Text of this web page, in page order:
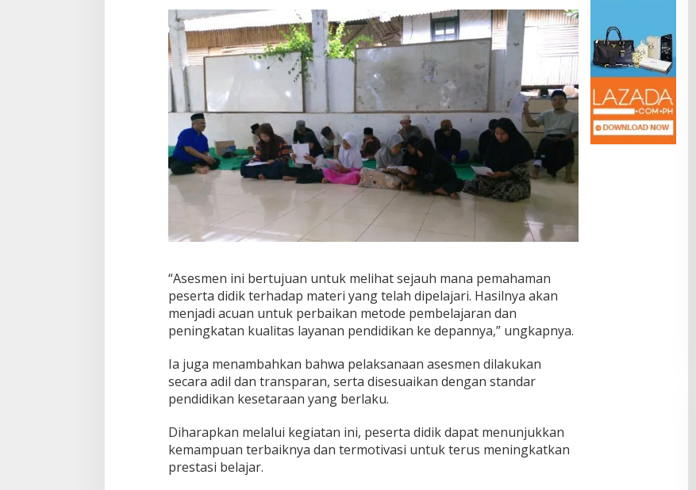
“Asesmen ini bertujuan untuk melihat sejauh mana pemahaman
peserta didik terhadap materi yang telah dipelajari. Hasilnya akan
menjadi acuan untuk perbaikan metode pembelajaran dan
peningkatan kualitas layanan pendidikan ke depannya,” ungkapnya.
Ia juga menambahkan bahwa pelaksanaan asesmen dilakukan
secara adil dan transparan, serta disesuaikan dengan standar
pendidikan kesetaraan yang berlaku.
Diharapkan melalui kegiatan ini, peserta didik dapat menunjukkan
kemampuan terbaiknya dan termotivasi untuk terus meningkatkan
prestasi belajar.